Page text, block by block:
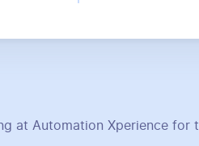
at Automation Xperience for